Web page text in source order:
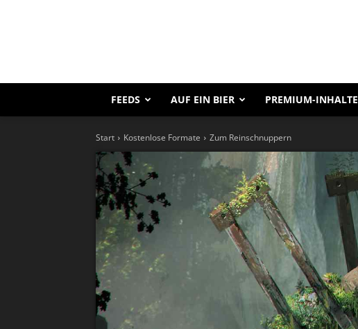
FEEDS AUF EIN BIER PREMIUM-INHALTE
Start Kostenlose Formate Zum Reinschnuppern